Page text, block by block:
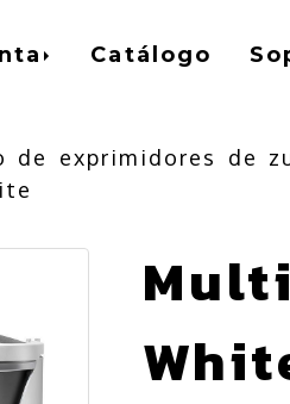
Catálogo
de exprimidores de